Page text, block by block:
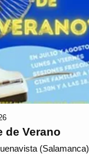
de Verano
(Salamanca)